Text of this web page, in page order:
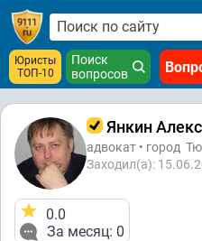
Юристы
ТОП-10
Поиск
вопросов
Янкин
адвокат • город
Заходил(а):
0.0
За месяц: 0